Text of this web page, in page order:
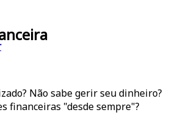
Não sabe gerir seu dinheiro?
financeiras "desde sempre"?